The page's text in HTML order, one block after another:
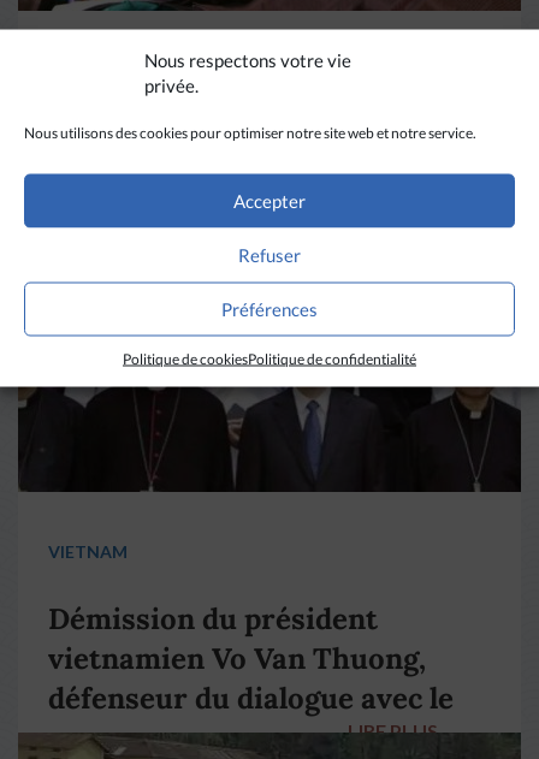
Nous respectons votre vie
privée.
Nous utilisons des cookies pour optimiser notre site web et notre service.
Accepter
Refuser
Préférences
Politique de cookiesPolitique de confidentialité
DIVERS HORIZONS
La revue de presse de la
semaine du 18 mars
VIETNAM
Démission du président
vietnamien Vo Van Thuong,
défenseur du dialogue avec le
pape François
LIRE PLUS →